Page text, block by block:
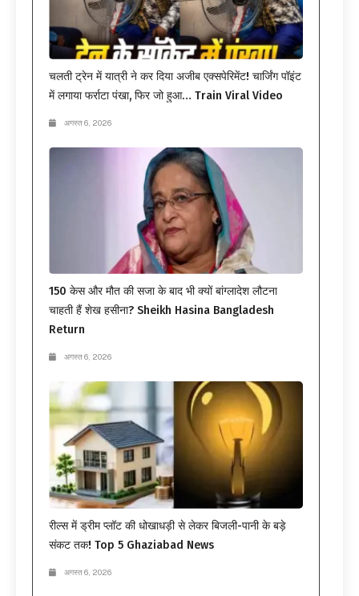
चलती ट्रेन में यात्री ने कर दिया अजीब एक्सपेरिमेंट! चार्जिंग पॉइंट
में लगाया फर्राटा पंखा, फिर जो हुआ… Train Viral Video
अगस्त 6, 2026
150 केस और मौत की सजा के बाद भी क्यों बांग्लादेश लौटना
चाहती हैं शेख हसीना? Sheikh Hasina Bangladesh
Return
अगस्त 6, 2026
रील्स में ड्रीम प्लॉट की धोखाधड़ी से लेकर बिजली-पानी के बड़े
संकट तक! Top 5 Ghaziabad News
अगस्त 6, 2026